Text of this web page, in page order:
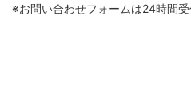
※お問い合わせフォームは24時間受